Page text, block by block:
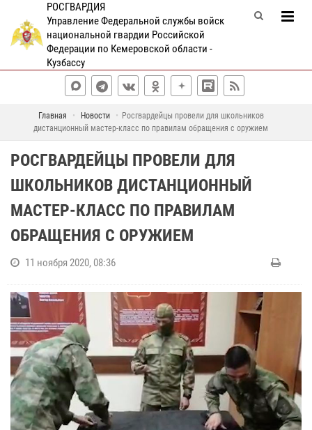
РОСГВАРДИЯ
Управление Федеральной службы войск
национальной гвардии Российской
Федерации по Кемеровской области -
Кузбассу
Главная Новости
Росгвардейцы провели для школьников
дистанционный мастер-класс по правилам обращения с оружием
РОСГВАРДЕЙЦЫ ПРОВЕЛИ ДЛЯ
ШКОЛЬНИКОВ ДИСТАНЦИОННЫЙ
МАСТЕР-КЛАСС ПО ПРАВИЛАМ
ОБРАЩЕНИЯ С ОРУЖИЕМ
11 ноября 2020, 08:36